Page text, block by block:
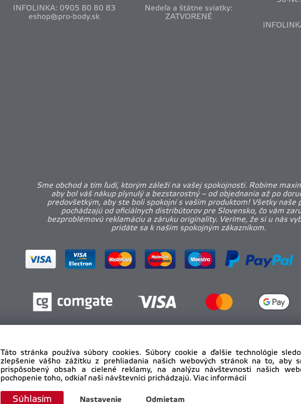
INFOLINKA: 0905 80 80 83
eshop@pro-body.sk
Nedeľa a štátne sviatky:
ZATVORENÉ
Sme obchod a tím ľudí, ktorým záleží na vašej spokojnosti. Robíme
aby bol váš nákup plynulý a bezstarostný – od objednania až po
predovšetkým, aby ste boli spokojní s vaším produktom! Všetky naše
pochádzajú od oficiálnych distribútorov pre Slovensko, čo vám
bezproblémovú reklamáciu a záruku originality. Veríme, že si u nás
pridáte sa k našim spokojným zákazníkom.
Copyright © 2012 - 2025 pro-body.sk, All rights reserved | DAHA
Táto stránka používa súbory cookies. Súbory cookie a ďalšie technológie
zlepšenie vášho zážitku z prehliadania našich webových stránok na to, aby
prispôsobený obsah a cielené reklamy, na analýzu návštevnosti našich
pochopenie toho, odkiaľ naši návštevníci prichádzajú. Viac informácií
Súhlasím Nastavenie Odmietam